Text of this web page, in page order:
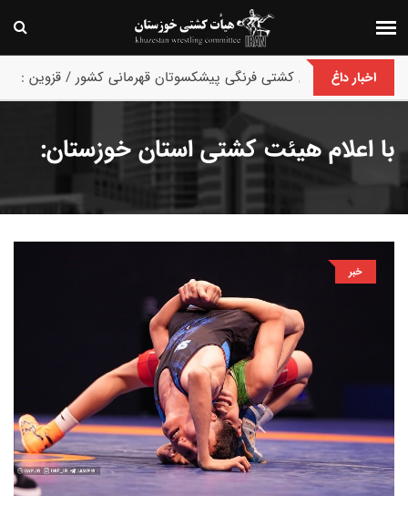
اخبار داغ
پایان رقابت های کشتی فرنگی پیشکسوتان قهرمانی کشور / قزوین :
با اعلام هیئت کشتی استان خوزستان:
خبر